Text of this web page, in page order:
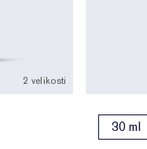
2 velikosti
30 ml